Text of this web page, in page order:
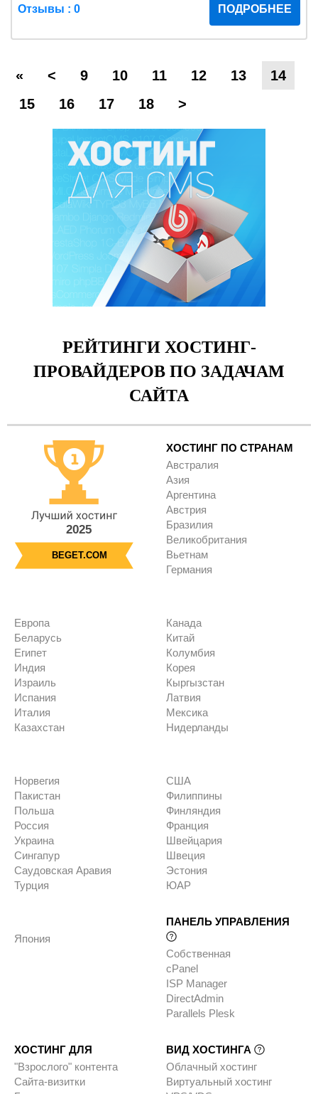
Отзывы : 0 ПОДРОБНЕЕ
« < 9 10 11 12 13
14
15
16 17 18 >
РЕЙТИНГИ ХОСТИНГ-
ПРОВАЙДЕРОВ ПО ЗАДАЧАМ
САЙТА
2025
BEGET.COM
ХОСТИНГ ПО СТРАНАМ
Австралия
Азия
Аргентина
Австрия
Бразилия
Великобритания
Вьетнам
Германия
Европа
Беларусь
Египет
Индия
Израиль
Испания
Италия
Казахстан
Канада
Китай
Колумбия
Корея
Кыргызстан
Латвия
Мексика
Нидерланды
Норвегия
Пакистан
Польша
Россия
Украина
Сингапур
Саудовская Аравия
Турция
США
Филиппины
Финляндия
Франция
Швейцария
Швеция
Эстония
ЮАР
Япония
ПАНЕЛЬ УПРАВЛЕНИЯ
Собственная
cPanel
ISP Manager
DirectAdmin
Parallels Plesk
ХОСТИНГ ДЛЯ
"Взрослого" контента
Сайта-визитки
ВИД ХОСТИНГА
Облачный хостинг
Виртуальный хостинг